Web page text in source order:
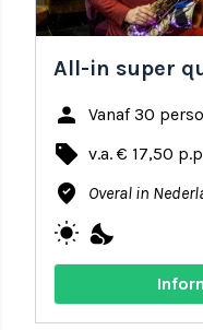
All-in super
person Vanaf 30
local_offer v.a. € 17,50
where_to_vote Overal in
wb_sunny nights_stay